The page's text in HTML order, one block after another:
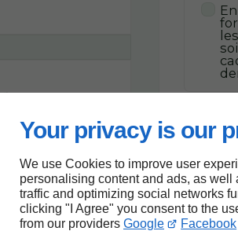
Your privacy is our
We use Cookies to improve user
personalising content and ads, as well
traffic and optimizing social networks
clicking "I Agree" you consent to the
from our providers Google Facebook
Paninges
71430
*Ces